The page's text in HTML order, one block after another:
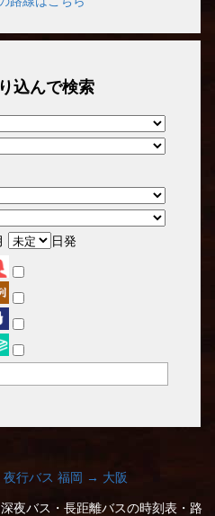
込んで検索
日発
夜行バス 福岡 → 大阪
夜バス・長距離バスの時刻表・路